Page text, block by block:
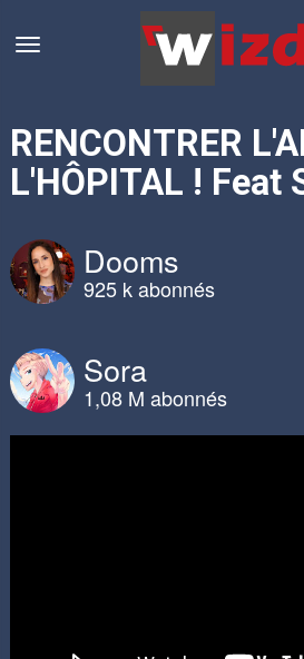
RENCONTRER
L'HÔPITAL ! Feat
Dooms
925 k abonnés
Sora
1,08 M abonnés